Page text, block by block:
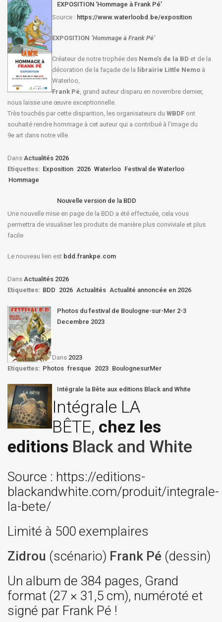
EXPOSITION ‘Hommage à Frank Pé’
Source : https://www.waterloobd.be/exposition
EXPOSITION ‘Hommage à Frank Pé’
Créateur de notre trophée des Nemo’s de la BD et de la
décoration de la façade de la librairie Little Nemo à
Waterloo,
Frank Pé, grand auteur disparu en novembre dernier,
nous laisse une œuvre exceptionnelle.
Très touchés par cette disparition, les organisateurs du WBDF ont
souhaité rendre hommage à cet auteur qui a contribué à l’image du
9e art dans notre ville.
Dans Actualités 2026
Etiquettes: Exposition 2026 Waterloo Festival de Waterloo
Hommage
Nouvelle version de la BDD
Une nouvelle mise en page de la BDD a été effectuée, cela vous
permettra de visualiser les produits de manière plus conviviale et plus
facile
Le nouveau lien est bdd.frankpe.com
Dans Actualités 2026
Etiquettes: BDD 2026 Actualités Actualité annoncée en 2026
Photos du festival de Boulogne-sur-Mer 2-3
Decembre 2023
Dans 2023
Etiquettes: Photos fresque 2023 BoulognesurMer
Intégrale la Bête aux editions Black and White
Intégrale LA
BÊTE, chez les
editions Black and White
Source : https://editions-
blackandwhite.com/produit/integrale-
la-bete/
Limité à 500 exemplaires
Zidrou (scénario) Frank Pé (dessin)
Un album de 384 pages, Grand
format (27 × 31,5 cm), numéroté et
signé par Frank Pé !